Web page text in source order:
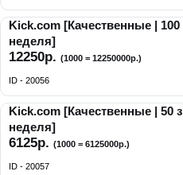
Kick.com [Качественные | 100
неделя]
12250р. (1000 = 12250000р.)
ID - 20056
Kick.com [Качественные | 50
неделя]
6125р. (1000 = 6125000р.)
ID - 20057